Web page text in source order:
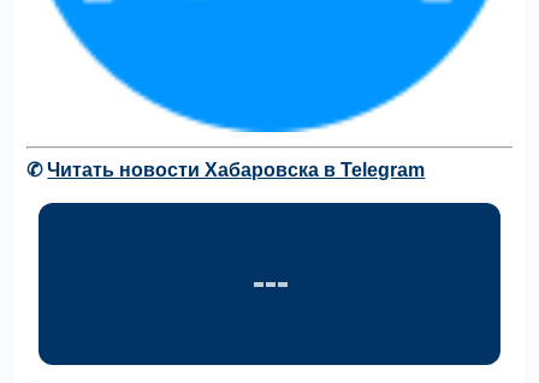
✆Читать новости Хабаровска в Telegram